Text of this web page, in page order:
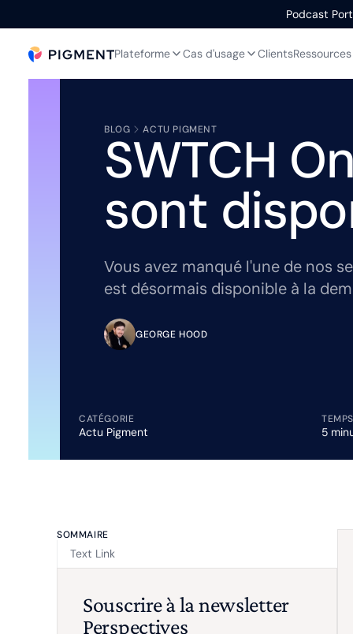
Podcast
Plateforme Cas d'usage ClientsRessources
BLOG ACTU PIGMENT
SWTCH
sont
Vous avez manqué l'une de nos
est désormais disponible à la
GEORGE HOOD
CATÉGORIE
Actu Pigment 5
SOMMAIRE
Text Link
Souscrire à la newsletter
Perspectives